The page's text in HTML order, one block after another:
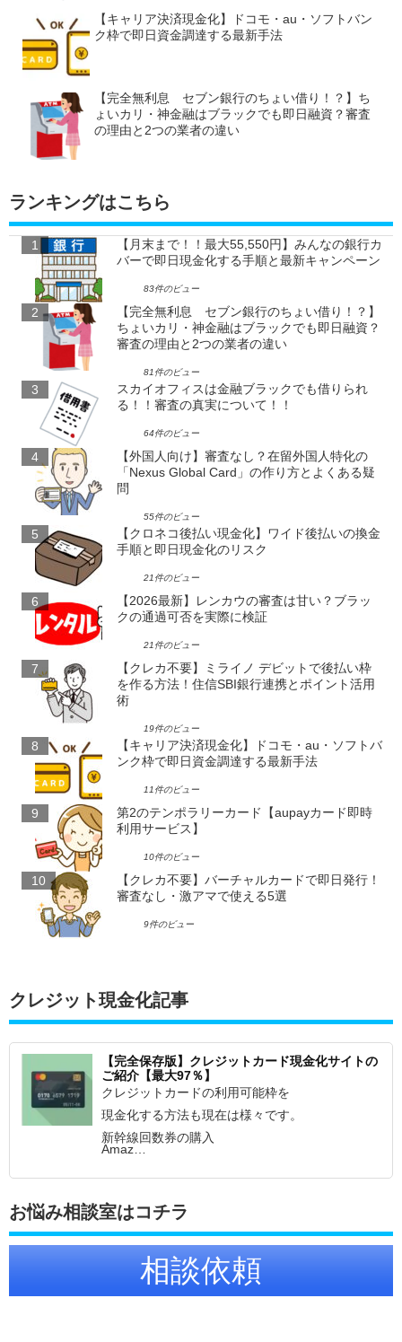
【キャリア決済現金化】ドコモ・au・ソフトバン
ク枠で即日資金調達する最新手法
【完全無利息 セブン銀行のちょい借り！？】ち
ょいカリ・神金融はブラックでも即日融資？審査
の理由と2つの業者の違い
ランキングはこちら
【月末まで！！最大55,550円】みんなの銀行カ
バーで即日現金化する手順と最新キャンペーン
83件のビュー
【完全無利息 セブン銀行のちょい借り！？】
ちょいカリ・神金融はブラックでも即日融資？
審査の理由と2つの業者の違い
81件のビュー
スカイオフィスは金融ブラックでも借りられ
る！！審査の真実について！！
64件のビュー
【外国人向け】審査なし？在留外国人特化の
「Nexus Global Card」の作り方とよくある疑
問
55件のビュー
【クロネコ後払い現金化】ワイド後払いの換金
手順と即日現金化のリスク
21件のビュー
【2026最新】レンカウの審査は甘い？ブラッ
クの通過可否を実際に検証
21件のビュー
【クレカ不要】ミライノ デビットで後払い枠
を作る方法！住信SBI銀行連携とポイント活用
術
19件のビュー
【キャリア決済現金化】ドコモ・au・ソフトバ
ンク枠で即日資金調達する最新手法
11件のビュー
第2のテンポラリーカード【aupayカード即時
利用サービス】
10件のビュー
【クレカ不要】バーチャルカードで即日発行！
審査なし・激アマで使える5選
9件のビュー
クレジット現金化記事
【完全保存版】クレジットカード現金化サイトの
ご紹介【最大97％】
クレジットカードの利用可能枠を
現金化する方法も現在は様々です。
新幹線回数券の購入
Amaz…
お悩み相談室はコチラ
相談依頼